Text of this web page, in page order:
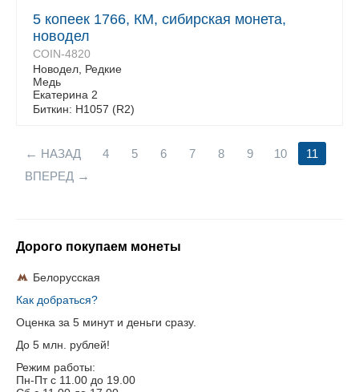
5 копеек 1766, КМ, сибирская монета,
новодел
COIN-4820
Новодел, Редкие
Медь
Екатерина 2
Биткин: Н1057 (R2)
НАЗАД 4 5 6 7 8 9 10
11
ВПЕРЕД
Дорого покупаем монеты
Белорусская
Как добраться?
Оценка за 5 минут и деньги сразу.
До 5 млн. рублей!
Режим работы:
Пн-Пт c 11.00 до 19.00